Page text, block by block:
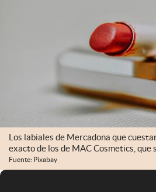
Los labiales de Mercadona que
exacto de los de MAC Cosmetics, que
Fuente: Pixabay